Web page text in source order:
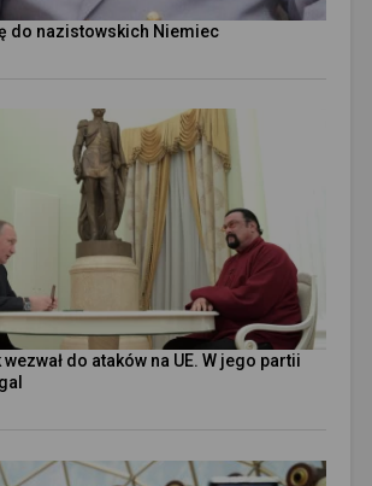
do nazistowskich Niemiec
do ataków na UE. W jego partii